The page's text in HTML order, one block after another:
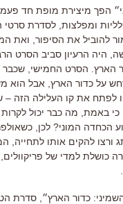
הפך מיצירת מופת חד פעמית
ומפלצות לסדרת סרטי
להוביל את הסיפור ואת
היה הרעיון סביב הסרט
הארץ הסרט החמישי שכבר
על כדור הארץ אבל הוא
לפתח את קו העלילה הזה –
באמת, מה כבר יכול לקרות
הכחדה המוני? לכן
ורצו להקים אותו לתחייה
כושלת למדי של פריקוולים
: כדור הארץ״ סדרת